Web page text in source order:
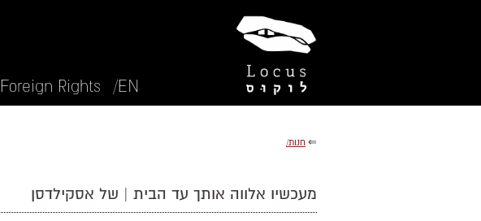
EN/
Foreign Rights /
⇐ חנות/
מעכשיו אלווה אותך עד הבית | של אסקילדסן